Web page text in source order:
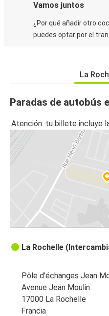
Vamos juntos
¿Por qué añadir otro
puedes optar por el
La
Paradas de autobús
Atención: tu billete incluye
La Rochelle
Pôle d'échanges Jean
Avenue Jean Moulin
17000 La Rochelle
Francia